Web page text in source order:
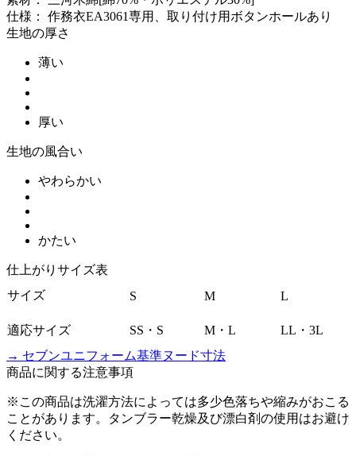
仕様： 作務衣EA3061専用、取り付け用ボタンホールあり
生地の厚さ
薄い
厚い
生地の風合い
やわらかい
かたい
仕上がりサイズ表
サイズ
S M L
適応サイズ SS・S M・L
LL・3L
→ セブンユニフォーム基準ヌード寸法
商品に関する注意事項
※この商品は洗濯方法によっては多少色落ちや縮みがおこる
ことがあります。タンブラー乾燥及び漂白剤の使用はお避け
ください。